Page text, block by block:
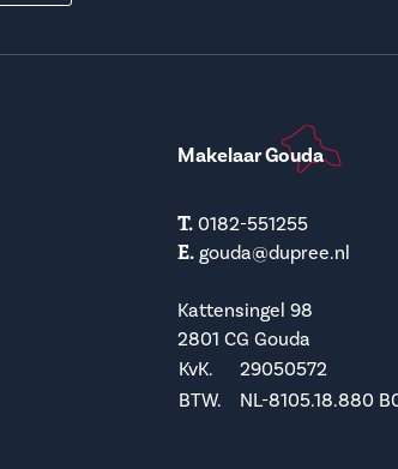
Makelaar Gouda
T. 0182-551255
E. gouda@dupree.nl
Kattensingel 98
2801 CG Gouda
KvK.
29050572
BTW.
NL-8105.18.880